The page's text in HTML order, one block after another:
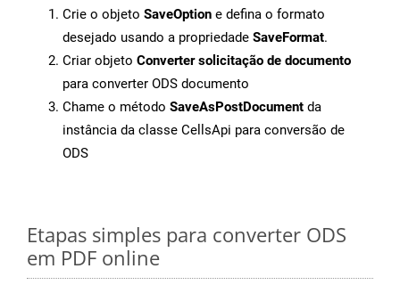
Crie o objeto SaveOption e defina o formato
desejado usando a propriedade SaveFormat.
Criar objeto Converter solicitação de documento
para converter ODS documento
Chame o método SaveAsPostDocument da
instância da classe CellsApi para conversão de
ODS
Etapas simples para converter ODS
em PDF online